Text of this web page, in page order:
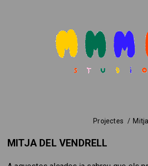
Projectes
MITJA DEL VENDRELL